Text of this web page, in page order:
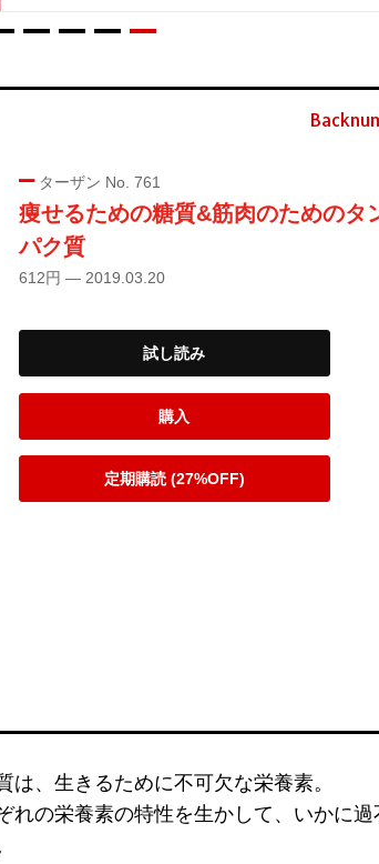
ターザン No. 761
痩せるための糖質&筋肉のためのタ
パク質
612円 — 2019.03.20
試し読み
購入
定期購読 (27%OFF)
、生きるために不可欠な栄養素。
れの栄養素の特性を生かして、いかに過